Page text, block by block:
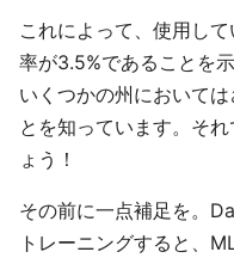
これによって、使用し
率が3.5%であることを
いくつかの州において
とを知っています。そ
ょう！
その前に一点補足を。
トレーニングすると、